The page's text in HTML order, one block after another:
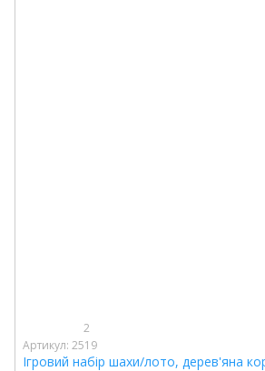
2
Артикул: 2519
Ігровий набір шахи/лото, дерев'яна